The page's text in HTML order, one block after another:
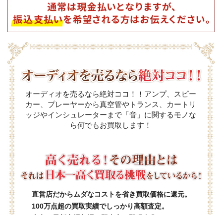
オーディオを売るなら絶対ココ！！アンプ、スピー
カー、プレーヤーから真空管やトランス、カートリ
ッジやインシュレーターまで「音」に関するモノな
ら何でもお買取します！
直営店だからムダなコストを省き買取価格に還元。
100万点超の買取実績でしっかり高額査定。